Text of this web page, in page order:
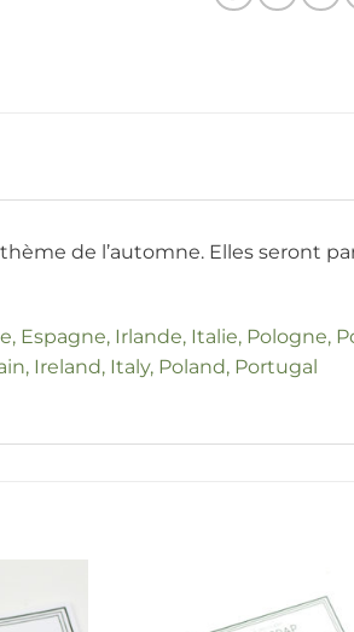
de l’automne. Elles seront
Espagne, Irlande, Italie, Pologne,
Ireland, Italy, Poland, Portugal